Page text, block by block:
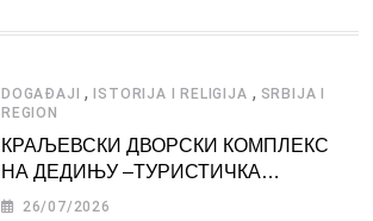
DOGAĐAJI ,ISTORIJA I RELIGIJA , SRBIJA I
REGION
КРАЉЕВСКИ ДВОРСКИ КОМПЛЕКС
НА ДЕДИЊУ –ТУРИСТИЧКА
АТРАКЦИЈА
26/07/2026